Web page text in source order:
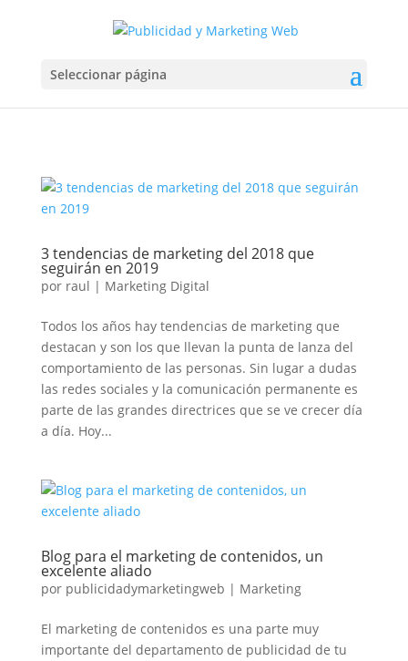
Seleccionar página
3 tendencias de marketing del 2018 que
seguirán en 2019
por raul | Marketing Digital
Todos los años hay tendencias de marketing que
destacan y son los que llevan la punta de lanza del
comportamiento de las personas. Sin lugar a dudas
las redes sociales y la comunicación permanente es
parte de las grandes directrices que se ve crecer día
a día. Hoy...
Blog para el marketing de contenidos, un
excelente aliado
por publicidadymarketingweb | Marketing
El marketing de contenidos es una parte muy
importante del departamento de publicidad de tu